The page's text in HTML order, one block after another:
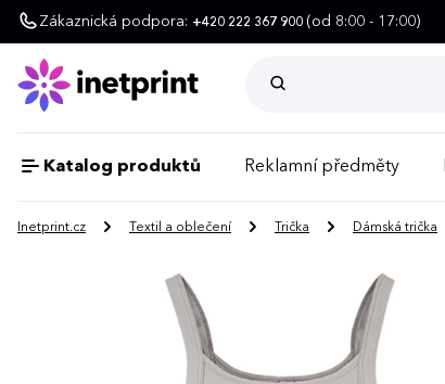
Zákaznická podpora: +420 222 367 900 (od 8:00 - 17:00)
Katalog produktů Reklamní předměty
Inetprint.cz Textil a oblečení Trička Dámská trička